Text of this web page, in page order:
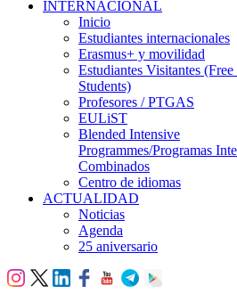
INTERNACIONAL
Inicio
Estudiantes internacionales
Erasmus+ y movilidad
Estudiantes Visitantes
Students)
Profesores / PTGAS
EULiST
Blended Intensive
Programmes/Programas
Combinados
Centro de idiomas
ACTUALIDAD
Noticias
Agenda
25 aniversario